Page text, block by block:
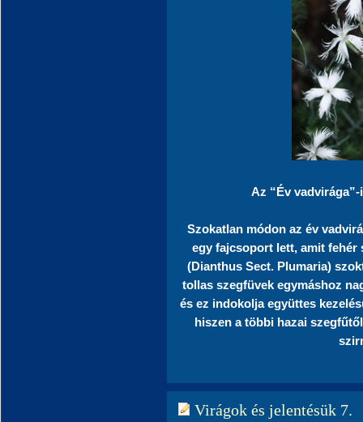
Az “Év
Szokatlan módon az év
egy fajcsoport lett, amit fehér
(Dianthus Sect. Plumaria)
tollas szegfüvek egymáshoz
és ez indokolja együttes
hiszen a többi hazai
Virágok és jelentésük 7.